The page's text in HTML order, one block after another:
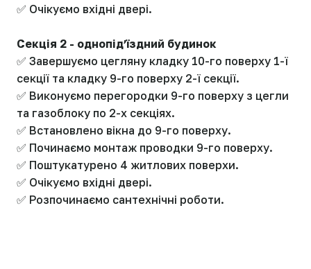
✅ Очікуємо вхідні двері.
Секція 2 - однопідʼїздний будинок
✅ Завершуємо цегляну кладку 10-го поверху 1-ї
секції та кладку 9-го поверху 2-ї секції.
✅ Виконуємо перегородки 9-го поверху з цегли
та газоблоку по 2-х секціях.
✅ Встановлено вікна до 9-го поверху.
✅ Починаємо монтаж проводки 9-го поверху.
✅ Поштукатурено 4 житлових поверхи.
✅ Очікуємо вхідні двері.
✅ Розпочинаємо сантехнічні роботи.